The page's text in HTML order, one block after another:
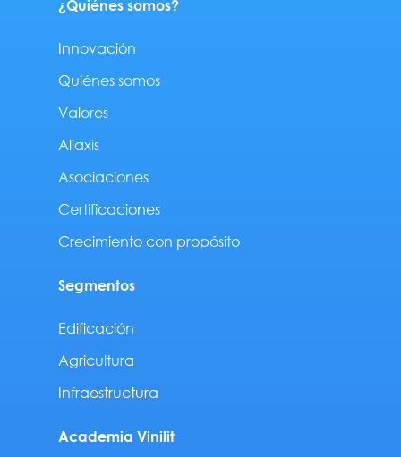
¿Quiénes somos?
Innovación
Quiénes somos
Valores
Aliaxis
Asociaciones
Certificaciones
Crecimiento con propósito
Segmentos
Edificación
Agricultura
Infraestructura
Academia Vinilit